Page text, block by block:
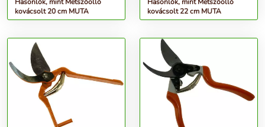
Hasonlók, mint Metszőolló
kovácsolt 20 cm MUTA
Hasonlók, mint Metszőolló
kovácsolt 22 cm MUTA